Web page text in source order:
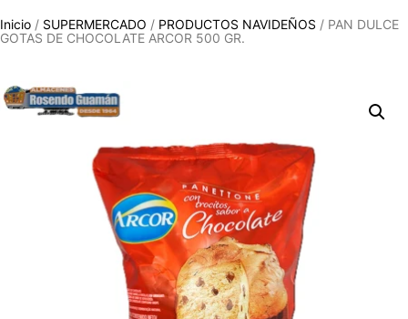
Inicio / SUPERMERCADO / PRODUCTOS NAVIDEÑOS / PAN DULCE
GOTAS DE CHOCOLATE ARCOR 500 GR.